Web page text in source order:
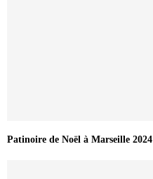
Patinoire de Noël à Marseille 2024